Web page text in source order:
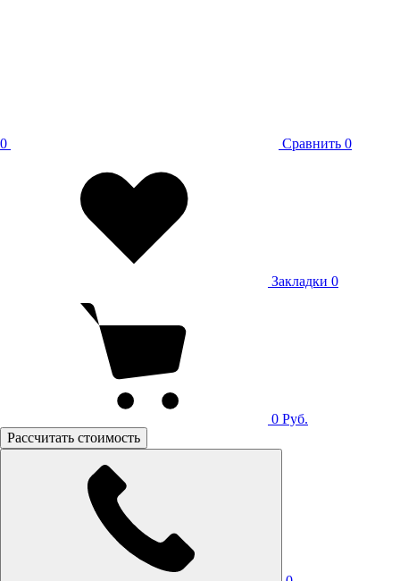
0 Сравнить 0
Закладки 0
0 Руб.
Рассчитать стоимость